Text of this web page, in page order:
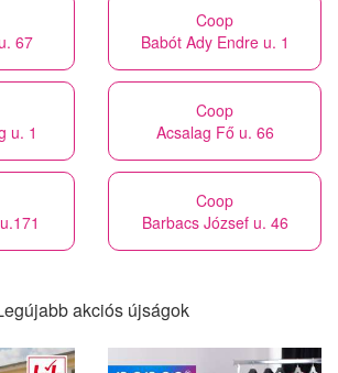
67
Coop
Babót Ady Endre u. 1
u. 1
Coop
Acsalag Fő u. 66
Coop
Barbacs József u. 46
akciós újságok